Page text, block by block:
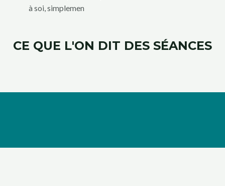
à soi, simplemen
CE QUE L'ON DIT DES SÉANCES